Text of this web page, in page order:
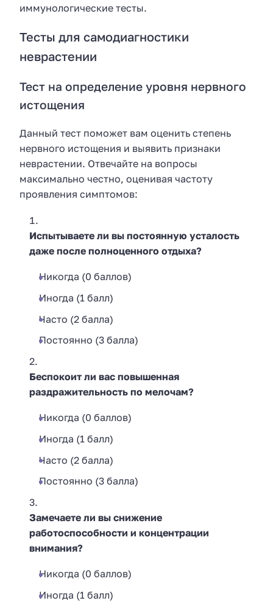
иммунологические тесты.
Тесты для самодиагностики
неврастении
Тест на определение уровня нервного
истощения
Данный тест поможет вам оценить степень
нервного истощения и выявить признаки
неврастении. Отвечайте на вопросы
максимально честно, оценивая частоту
проявления симптомов:
Испытываете ли вы постоянную усталость
даже после полноценного отдыха?
Никогда (0 баллов)
Иногда (1 балл)
Часто (2 балла)
Постоянно (3 балла)
Беспокоит ли вас повышенная
раздражительность по мелочам?
Никогда (0 баллов)
Иногда (1 балл)
Часто (2 балла)
Постоянно (3 балла)
Замечаете ли вы снижение
работоспособности и концентрации
внимания?
Никогда (0 баллов)
Иногда (1 балл)